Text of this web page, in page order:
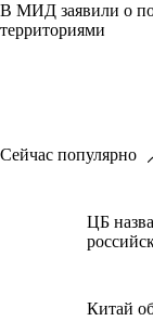
В МИД заявили о
территориями
Сейчас популярно
ЦБ
Китай